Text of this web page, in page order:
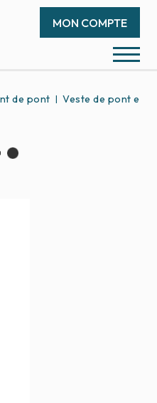
MON COMPTE
de pont Veste de pont et